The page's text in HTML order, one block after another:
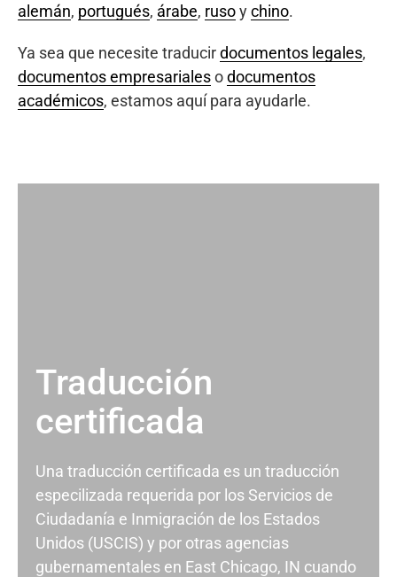
alemán, portugués, árabe, rusoychino.
Ya sea que necesite traducirdocumentos legales,
documentos empresarialesodocumentos
académicos, estamos aquí para ayudarle.
Traducción
certificada
Una traducción certificada es un traducción
especilizada requerida por los Servicios de
Ciudadanía e Inmigración de los Estados
Unidos (USCIS) y por otras agencias
gubernamentales en East Chicago, IN cuando